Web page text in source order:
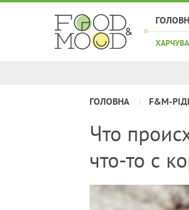
ГОЛОВНА F&M-
Что
что-то с